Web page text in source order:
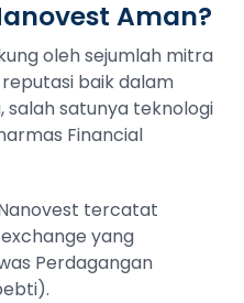
Aman?
oleh sejumlah mitra
baik dalam
salah satunya teknologi
Financial
tercatat
yang
Perdagangan